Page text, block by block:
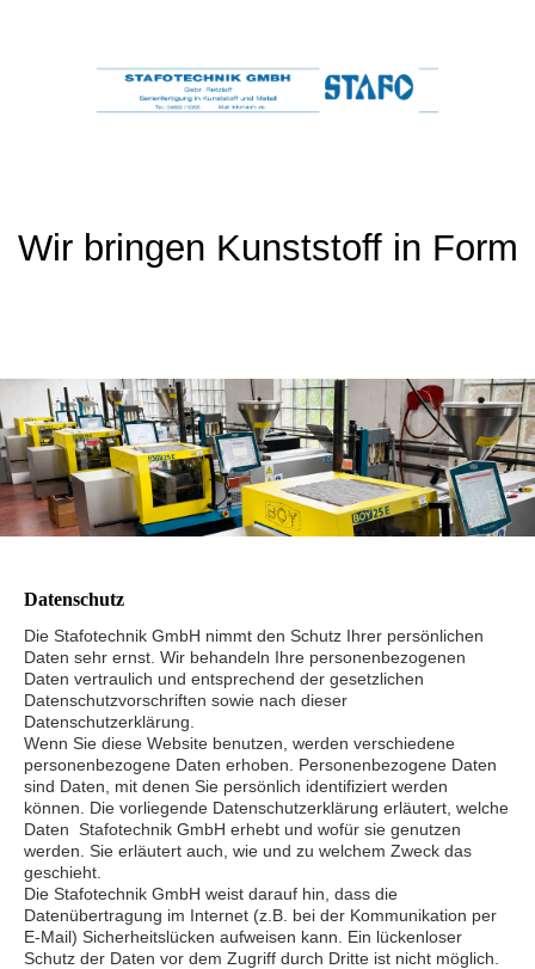
Wir bringen Kunststoff in Form
Datenschutz
Die Stafotechnik GmbH nimmt den Schutz Ihrer persönlichen
Daten sehr ernst. Wir behandeln Ihre personenbezogenen
Daten vertraulich und entsprechend der gesetzlichen
Datenschutzvorschriften sowie nach dieser
Datenschutzerklärung.
Wenn Sie diese Website benutzen, werden verschiedene
personenbezogene Daten erhoben. Personenbezogene Daten
sind Daten, mit denen Sie persönlich identifiziert werden
können. Die vorliegende Datenschutzerklärung erläutert, welche
Daten Stafotechnik GmbH erhebt und wofür sie genutzen
werden. Sie erläutert auch, wie und zu welchem Zweck das
geschieht.
Die Stafotechnik GmbH weist darauf hin, dass die
Datenübertragung im Internet (z.B. bei der Kommunikation per
E-Mail) Sicherheitslücken aufweisen kann. Ein lückenloser
Schutz der Daten vor dem Zugriff durch Dritte ist nicht möglich.